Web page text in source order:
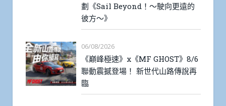
劃《Sail Beyond！～駛向更遠的
彼方～》
06/08/2026
《巔峰極速》x《MF GHOST》8/6
聯動震撼登場！ 新世代山路傳說再
臨